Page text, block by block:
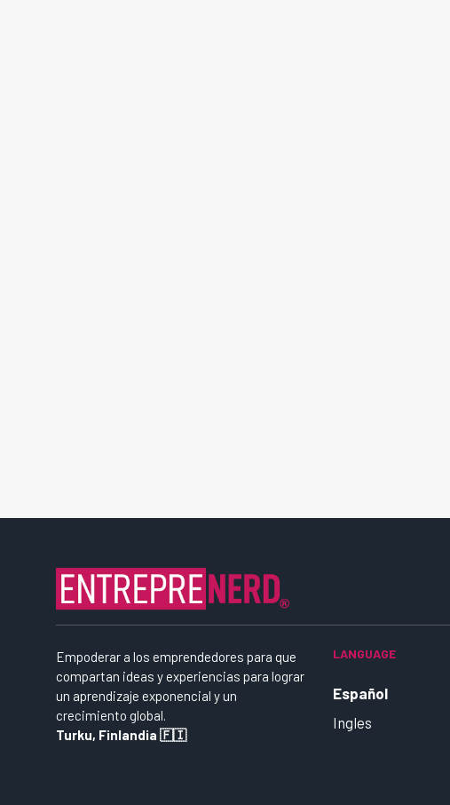
Empoderar a los emprendedores para que
compartan ideas y experiencias para lograr
un aprendizaje exponencial y un
crecimiento global.
Turku, Finlandia 🇫🇮
LANGUAGE
Español
Ingles